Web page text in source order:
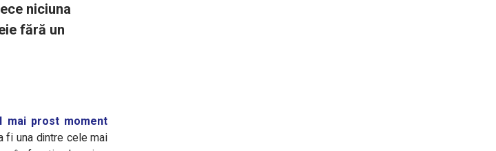
niciuna
fără un
mai prost moment
fi una dintre cele mai